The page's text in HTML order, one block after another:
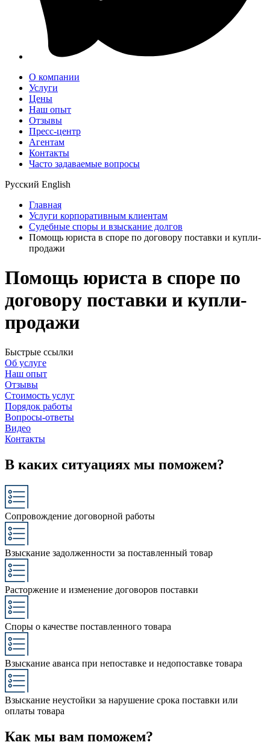
О компании
Услуги
Цены
Наш опыт
Отзывы
Пресс-центр
Агентам
Контакты
Часто задаваемые вопросы
Русский English
Главная
Услуги корпоративным клиентам
Судебные споры и взыскание долгов
Помощь юриста в споре по договору поставки и купли-
продажи
Помощь юриста в споре по
договору поставки и купли-
продажи
Быстрые ссылки
Об услуге
Наш опыт
Отзывы
Стоимость услуг
Порядок работы
Вопросы-ответы
Видео
Контакты
В каких ситуациях мы поможем?
Сопровождение договорной работы
Взыскание задолженности за поставленный товар
Расторжение и изменение договоров поставки
Споры о качестве поставленного товара
Взыскание аванса при непоставке и недопоставке товара
Взыскание неустойки за нарушение срока поставки или
оплаты товара
Как мы вам поможем?